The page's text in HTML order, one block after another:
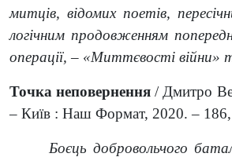
митців, відомих поетів,
логічним продовженням
операції, – «Миттєвості війни»
Точка неповернення / Дмитро
– Київ : Наш Формат, 2020. –
Боєць добровольчого